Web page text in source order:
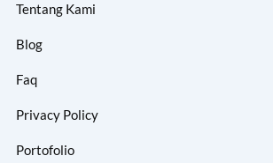
Tentang Kami
Blog
Faq
Privacy Policy
Portofolio